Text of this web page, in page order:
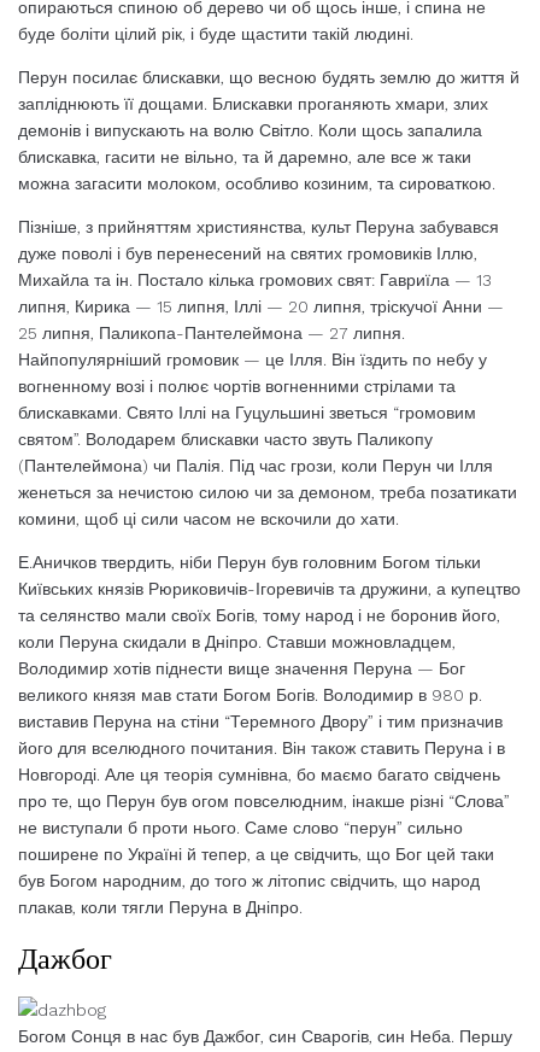
опираються спиною об дерево чи об щось інше, і спина не
буде боліти цілий рік, і буде щастити такій людині.
Перун посилає блискавки, що весною будять землю до життя й
запліднюють її дощами. Блискавки проганяють хмари, злих
демонів і випускають на волю Світло. Коли щось запалила
блискавка, гасити не вільно, та й даремно, але все ж таки
можна загасити молоком, особливо козиним, та сироваткою.
Пізніше, з прийняттям християнства, культ Перуна забувався
дуже поволі і був перенесений на святих громовиків Іллю,
Михайла та ін. Постало кілька громових свят: Гавриїла — 13
липня, Кирика — 15 липня, Іллі — 20 липня, тріскучої Анни —
25 липня, Паликопа-Пантелеймона — 27 липня.
Найпопулярніший громовик — це Ілля. Він їздить по небу у
вогненному возі і полює чортів вогненними стрілами та
блискавками. Свято Іллі на Гуцульшині зветься “громовим
святом”. Володарем блискавки часто звуть Паликопу
(Пантелеймона) чи Палія. Під час грози, коли Перун чи Ілля
женеться за нечистою силою чи за демоном, треба позатикати
комини, щоб ці сили часом не вскочили до хати.
Е.Аничков твердить, ніби Перун був головним Богом тільки
Київських князів Рюриковичів-Ігоревичів та дружини, а купецтво
та селянство мали своїх Богів, тому народ і не боронив його,
коли Перуна скидали в Дніпро. Ставши можновладцем,
Володимир хотів піднести вище значення Перуна — Бог
великого князя мав стати Богом Богів. Володимир в 980 р.
виставив Перуна на стіни “Теремного Двору” і тим призначив
його для вселюдного почитания. Він також ставить Перуна і в
Новгороді. Але ця теорія сумнівна, бо маємо багато свідчень
про те, що Перун був огом повселюдним, інакше різні “Слова”
не виступали б проти нього. Саме слово “перун” сильно
поширене по Україні й тепер, а це свідчить, що Бог цей таки
був Богом народним, до того ж літопис свідчить, що народ
плакав, коли тягли Перуна в Дніпро.
Дажбог
Богом Сонця в нас був Дажбог, син Сварогів, син Неба. Першу